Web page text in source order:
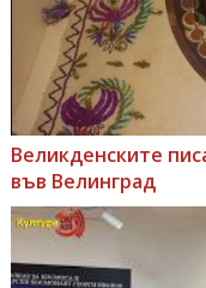
Великденските
във Велинград